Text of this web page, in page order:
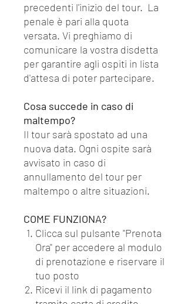
precedenti l'inizio del tour. La
penale è pari alla quota
versata. Vi preghiamo di
comunicare la vostra disdetta
per garantire agli ospiti in lista
d'attesa di poter partecipare.
Cosa succede in caso di
maltempo?
Il tour sarà spostato ad una
nuova data. Ogni ospite sarà
avvisato in caso di
annullamento del tour per
maltempo o altre situazioni.
COME FUNZIONA?
Clicca sul pulsante "Prenota
Ora" per accedere al modulo
di prenotazione e riservare il
tuo posto
Ricevi il link di pagamento